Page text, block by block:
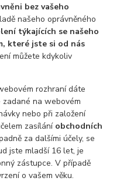
bez vašeho
našeho oprávněného
týkajících se našeho
které jste si od nás
můžete kdykoliv
rozhraní dáte
zadané na webovém
nebo při založení
zasílání obchodních
za dalšími účely, se
jste mladší 16 let, je
zástupce. V případě
o vašem věku.